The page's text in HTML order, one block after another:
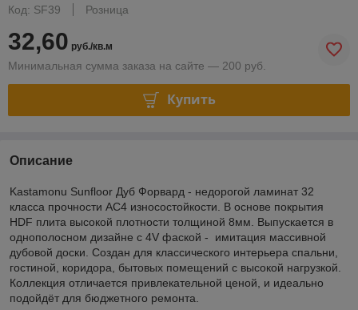
Код: SF39
Розница
32,60 руб./кв.м
Минимальная сумма заказа на сайте — 200 руб.
Купить
Описание
Kastamonu Sunfloor Дуб Форвард - недорогой ламинат 32
класса прочности AC4 износостойкости. В основе покрытия
HDF плита высокой плотности толщиной 8мм. Выпускается в
однополосном дизайне с 4V фаской - имитация массивной
дубовой доски. Создан для классического интерьера спальни,
гостиной, коридора, бытовых помещений с высокой нагрузкой.
Коллекция отличается привлекательной ценой, и идеально
подойдёт для бюджетного ремонта.